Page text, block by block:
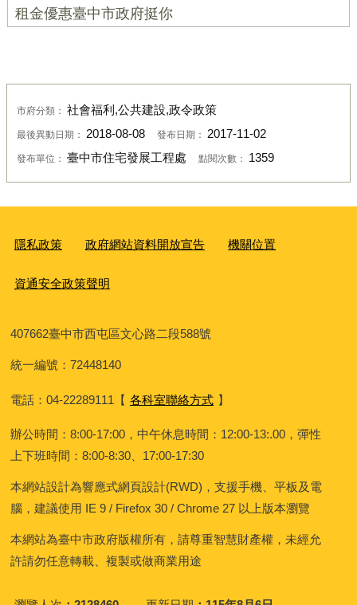
租金優惠臺中市政府挺你
市府分類： 社會福利,公共建設,政令政策
最後異動日期： 2018-08-08 發布日期： 2017-11-02
發布單位： 臺中市住宅發展工程處 點閱次數： 1359
隱私政策 政府網站資料開放宣告 機關位置
資通安全政策聲明
407662臺中市西屯區文心路二段588號
統一編號：72448140
電話：04-22289111 【 各科室聯絡方式 】
辦公時間：8:00-17:00，中午休息時間：12:00-13:.00，彈性
上下班時間：8:00-8:30、17:00-17:30
本網站設計為響應式網頁設計(RWD)，支援手機、平板及電
腦，建議使用 IE 9 / Firefox 30 / Chrome 27 以上版本瀏覽
本網站為臺中市政府版權所有，請尊重智慧財產權，未經允
許請勿任意轉載、複製或做商業用途